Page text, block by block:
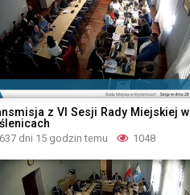
z VI Sesji Rady Miejskiej w
637 dni 15 godzin temu 1048